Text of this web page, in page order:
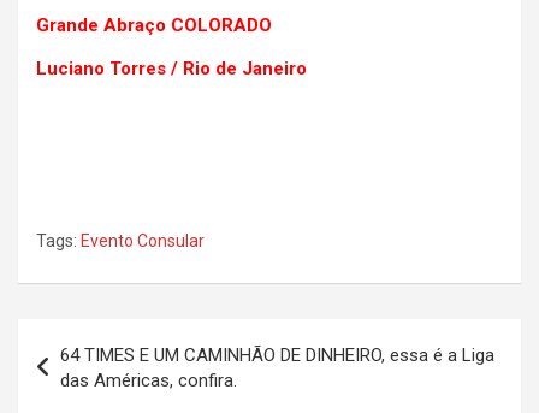
Grande Abraço COLORADO
Luciano Torres / Rio de Janeiro
Tags: Evento Consular
de
64 TIMES E UM CAMINHÃO DE DINHEIRO, essa é a Liga
das Américas, confira.